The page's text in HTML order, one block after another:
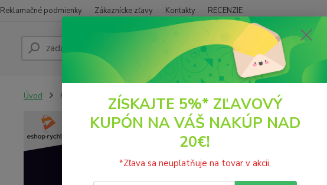
Reklamačné podmienky Zákaznícke zľavy Kontakty RECENZIE
Hľadať
(PO
Úvod Kontakty
ZÍSKAJTE 5%* ZĽAVOVÝ
KUPÓN NA VÁŠ NAKÚP NAD
20€!
*Zľava sa neuplatňuje na tovar v akcii.